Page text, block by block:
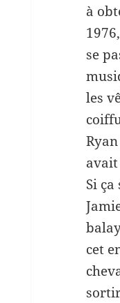
à
se
les
Si
cet